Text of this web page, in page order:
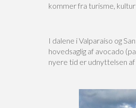
kommer fra turisme,
I dalene i Valparaíso og
hovedsaglig af avocado
nyere tid er udnyttelsen